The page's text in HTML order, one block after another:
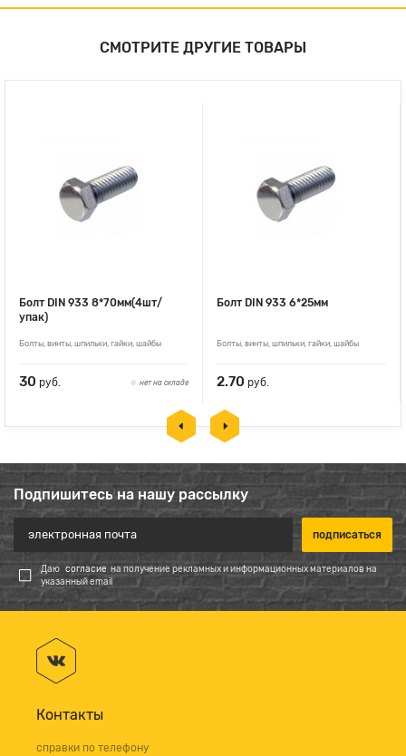
СМОТРИТЕ ДРУГИЕ ТОВАРЫ
Болт DIN 933 8*70мм(4шт/
упак)
Болты, винты, шпильки, гайки, шайбы
30 руб. нет на складе
Болт DIN 933 6*25мм
Болты, винты, шпильки, гайки, шайбы
2.70 руб.
Подпишитесь на нашу рассылку
Даю согласие на получение рекламных и информационных материалов на
указанный email
Контакты
справки по телефону